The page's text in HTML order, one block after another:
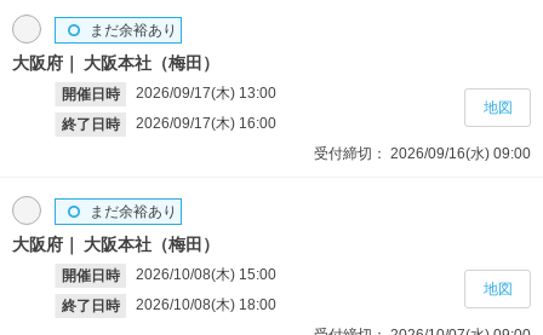
大阪府 大阪本社（梅田）
開催日時 2026/09/17(木) 13:00
終了日時
2026/09/17(木) 16:00
まだ余裕あり
受付締切： 2026/09/16(水) 09:00
地図
大阪府 大阪本社（梅田）
開催日時 2026/10/08(木) 15:00
終了日時
2026/10/08(木) 18:00
まだ余裕あり
地図